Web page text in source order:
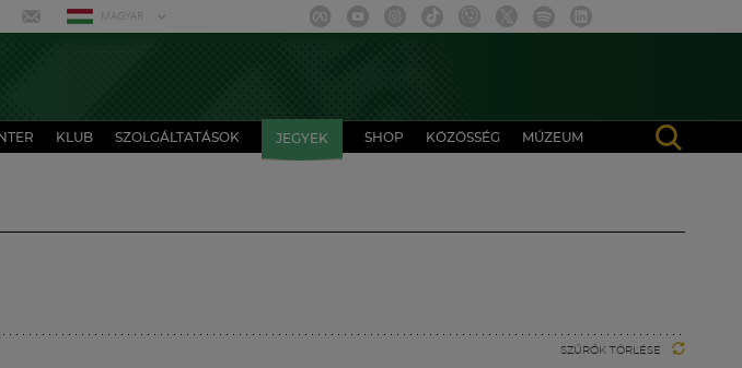
MAGYAR
KLUB SZOLGÁLTATÁSOK JEGYEK SHOP KÖZÖSSÉG MÚZEUM
SZŰRŐK TÖRLÉSE